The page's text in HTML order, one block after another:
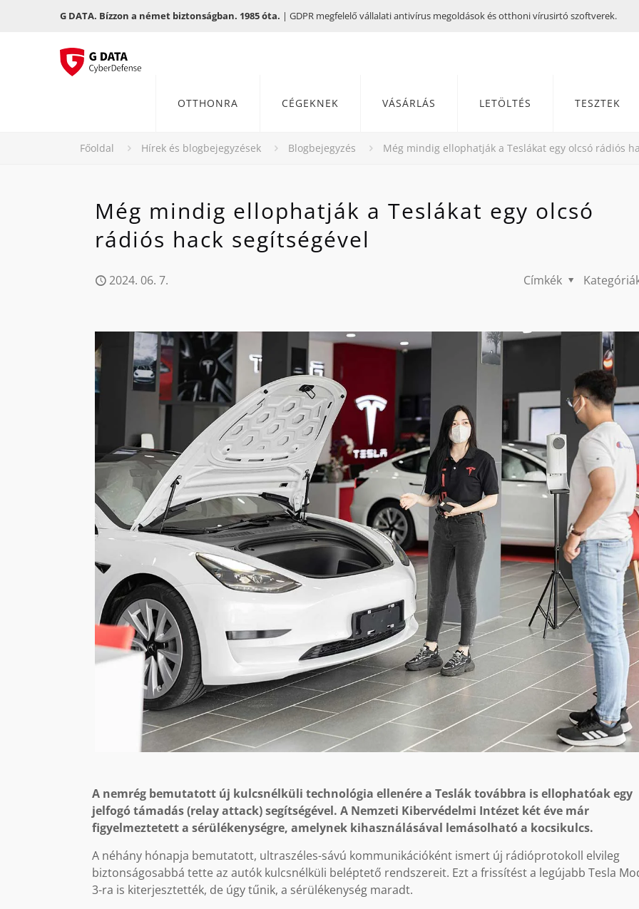
G DATA. Bízzon a német biztonságban. 1985 óta. | GDPR megfelelő vállalati antivírus megoldások és otthoni vírusirtó szoftverek.
OTTHONRA CÉGEKNEK VÁSÁRLÁS LETÖLTÉS TESZTEK
Főoldal Hírek és blogbejegyzések Blogbejegyzés Még mindig ellophatják a Teslákat egy olcsó rádiós
Még mindig ellophatják a Teslákat egy olcsó
rádiós hack segítségével
2024. 06. 7. Címkék
A nemrég bemutatott új kulcsnélküli technológia ellenére a Teslák továbbra is ellophatóak egy
jelfogó támadás (relay attack) segítségével. A Nemzeti Kibervédelmi Intézet két éve már
figyelmeztetett a sérülékenységre, amelynek kihasználásával lemásolható a kocsikulcs.
A néhány hónapja bemutatott, ultraszéles-sávú kommunikációként ismert új rádióprotokoll elvileg
biztonságosabbá tette az autók kulcsnélküli beléptető rendszereit. Ezt a frissítést a legújabb Tesla
3-ra is kiterjesztették, de úgy tűnik, a sérülékenység maradt.